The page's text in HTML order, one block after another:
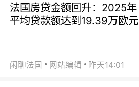
法国房贷金额回升：2025年
平均贷款额达到19.39万欧元
闲聊法国 网站编辑 昨天14:01